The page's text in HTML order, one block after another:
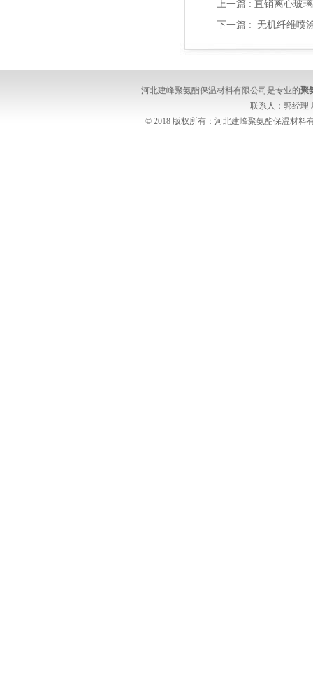
上一篇 : 直销离心玻
下一篇 : 无机纤维喷
河北建峰聚氨酯保温材料有限公司是专业的聚
联系人：郭经理
© 2018 版权所有：河北建峰聚氨酯保温材